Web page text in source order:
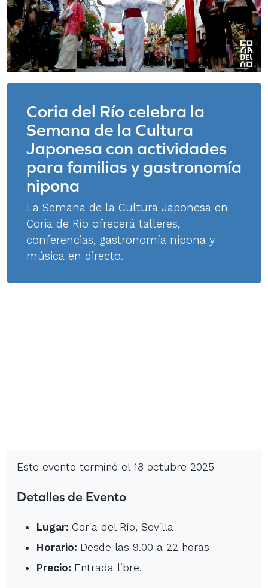
Coria del Río celebra la
Semana de la Cultura
Japonesa con actividades
para familias y gastronomía
nipona
La Semana de la Cultura Japonesa en
Coria de Río ofrecerá talleres,
conferencias, gastronomía nipona y
música en directo.
Este evento terminó el 18 octubre 2025
Detalles de Evento
Lugar: Coria del Río, Sevilla
Horario: Desde las 9.00 a 22 horas
Precio: Entrada libre.